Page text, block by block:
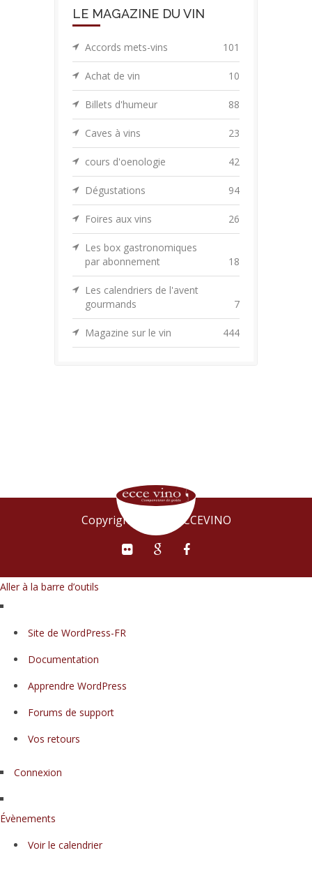
LE MAGAZINE DU VIN
Accords mets-vins 101
Achat de vin 10
Billets d'humeur 88
Caves à vins 23
cours d'oenologie 42
Dégustations 94
Foires aux vins 26
Les box gastronomiques
par abonnement
18
Les calendriers de l'avent
gourmands
7
Magazine sur le vin 444
Copyright © 2015 ECCEVINO
Aller à la barre d’outils
WordPress
Site de WordPress-FR
Documentation
Apprendre WordPress
Forums de support
Vos retours
Connexion
Évènements
Voir le calendrier